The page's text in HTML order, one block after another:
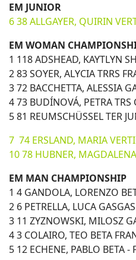
EM JUNIOR
6 38 ALLGAYER, QUIRIN
EM WOMAN
1 118 ADSHEAD, KAYTLYN
2 83 SOYER, ALYCIA TRRS
3 72 BACCHETTA, ALESSIA
4 73 BUDÍNOVÁ, PETRA TRS
5 81 REUMSCHÜSSEL TER
7 74 ERSLAND, MARIA
10 78 HUBNER,
EM MAN CHAMPIONSHIP
1 4 GANDOLA, LORENZO
2 6 PETRELLA, LUCA
3 11 ZYZNOWSKI, MILOSZ
4 3 COLAIRO, TEO BETA
5 12 ECHENE, PABLO BETA -